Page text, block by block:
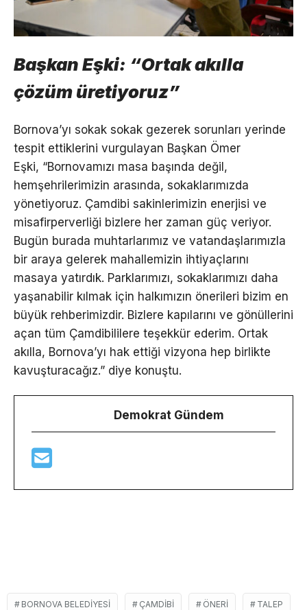
Başkan Eşki: “Ortak akılla
çözüm üretiyoruz”
Bornova’yı sokak sokak gezerek sorunları yerinde
tespit ettiklerini vurgulayan Başkan Ömer
Eşki, “Bornovamızı masa başında değil,
hemşehrilerimizin arasında, sokaklarımızda
yönetiyoruz. Çamdibi sakinlerimizin enerjisi ve
misafirperverliği bizlere her zaman güç veriyor.
Bugün burada muhtarlarımız ve vatandaşlarımızla
bir araya gelerek mahallemizin ihtiyaçlarını
masaya yatırdık. Parklarımızı, sokaklarımızı daha
yaşanabilir kılmak için halkımızın önerileri bizim en
büyük rehberimizdir. Bizlere kapılarını ve gönüllerini
açan tüm Çamdibililere teşekkür ederim. Ortak
akılla, Bornova’yı hak ettiği vizyona hep birlikte
kavuşturacağız.” diye konuştu.
Demokrat Gündem
BORNOVA BELEDIYESI ÇAMDIBI ÖNERI TALEP